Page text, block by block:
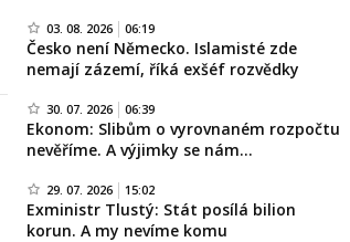
03. 08. 2026 06:19
Česko není Německo. Islamisté zde
nemají zázemí, říká exšéf rozvědky
30. 07. 2026 06:39
Ekonom: Slibům o vyrovnaném rozpočtu
nevěříme. A výjimky se nám…
29. 07. 2026 15:02
Exministr Tlustý: Stát posílá bilion
korun. A my nevíme komu